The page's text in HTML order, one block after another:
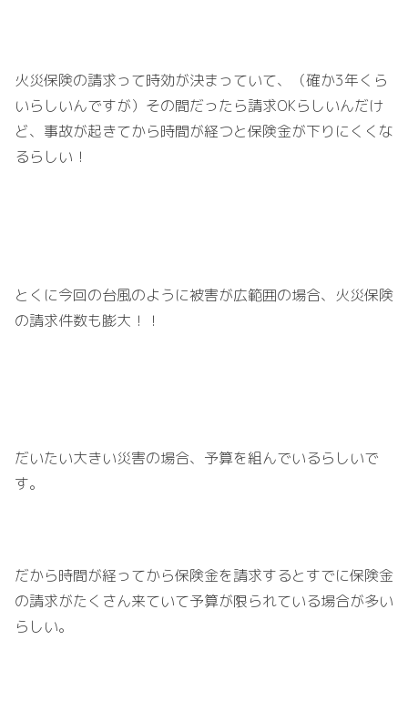
火災保険の請求って時効が決まっていて、（確か3年くら
いらしいんですが）その間だったら請求OKらしいんだけ
ど、事故が起きてから時間が経つと保険金が下りにくくな
るらしい！
とくに今回の台風のように被害が広範囲の場合、火災保険
の請求件数も膨大！！
だいたい大きい災害の場合、予算を組んでいるらしいで
す。
だから時間が経ってから保険金を請求するとすでに保険金
の請求がたくさん来ていて予算が限られている場合が多い
らしい。